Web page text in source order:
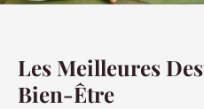
Les Meilleures
Bien-Être